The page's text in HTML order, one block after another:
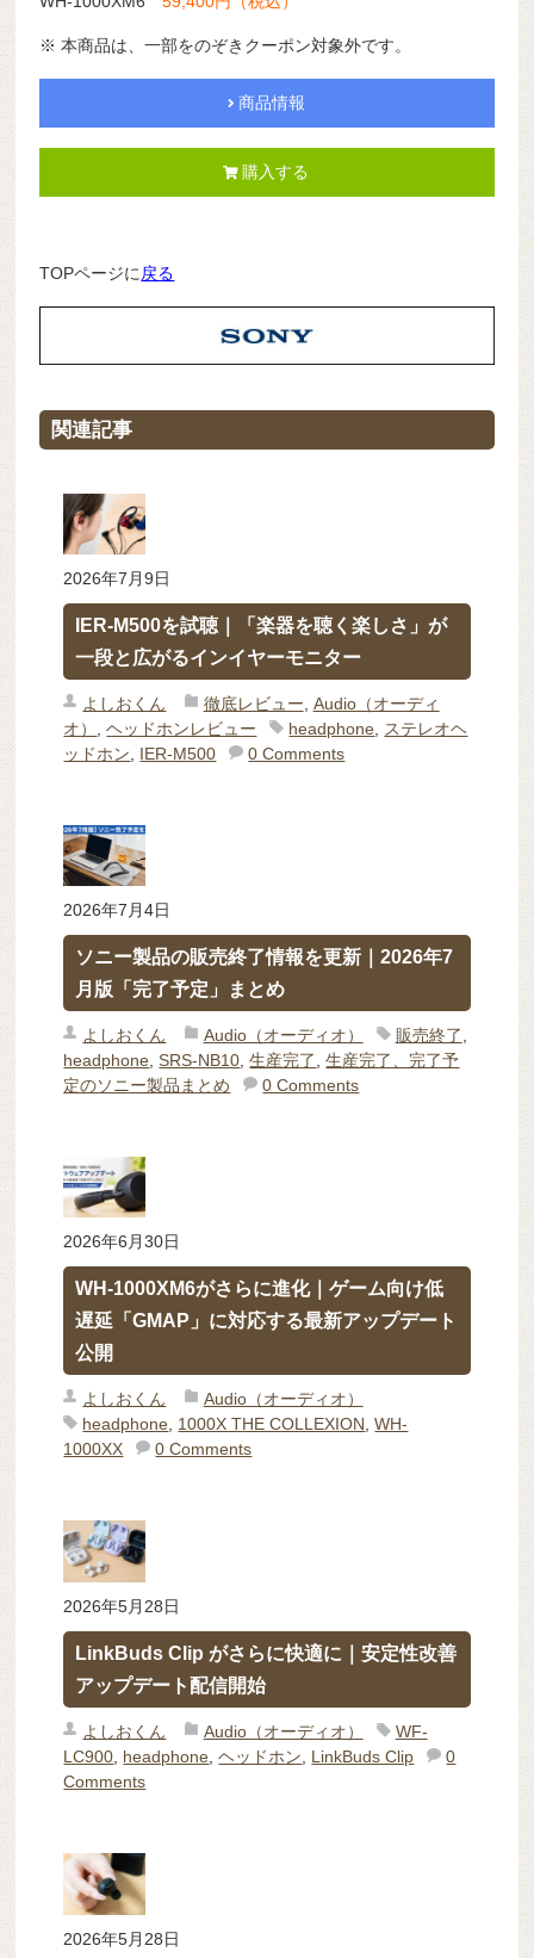
※ 本商品は、一部をのぞきクーポン対象外です。
商品情報
購入する
TOPページに戻る
関連記事
2026年7月9日
IER-M500を試聴｜「楽器を聴く楽しさ」が
一段と広がるインイヤーモニター
よしおくん 徹底レビュー Audio（オーディ
オ）
,ヘッドホンレビュー headphone
ステレオヘ
ッドホン
IER-M500 0 Comments
2026年7月4日
ソニー製品の販売終了情報を更新｜2026年7
月版「完了予定」まとめ
よしおくん Audio（オーディオ） 販売終了
headphone ,SRS-NB10 ,生産完了 ,生産完了、完了予
定のソニー製品まとめ
0 Comments
2026年6月30日
WH-1000XM6がさらに進化｜ゲーム向け低
遅延「GMAP」に対応する最新アップデート
公開
よしおくん
Audio（オーディオ）
headphone 1000X THE COLLEXION ,WH-
1000XX
0 Comments
2026年5月28日
LinkBuds Clip がさらに快適に｜安定性改善
アップデート配信開始
よしおくん Audio（オーディオ）
WF-
LC900 headphone ,ヘッドホン LinkBuds Clip
0
Comments
2026年5月28日